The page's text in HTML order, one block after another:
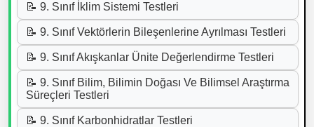
📝 9. Sınıf İklim Sistemi Testleri
📝 9. Sınıf Vektörlerin Bileşenlerine Ayrılması Testleri
📝 9. Sınıf Akışkanlar Ünite Değerlendirme Testleri
📝 9. Sınıf Bilim, Bilimin Doğası Ve Bilimsel Araştırma
Süreçleri Testleri
📝 9. Sınıf Karbonhidratlar Testleri